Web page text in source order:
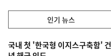
기,
최
인기 뉴스
기
국내 첫 '한국형 이지스구축함'